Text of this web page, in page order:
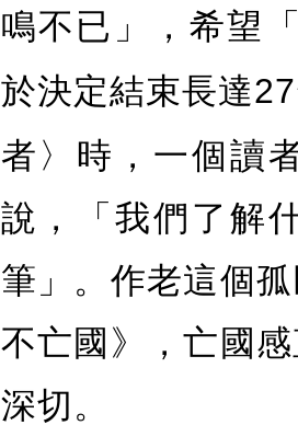
鳴不已」，希望
於決定結束長達27
者〉時，一個讀
說，「我們了解
筆」。作老這個
不亡國》，亡國
深切。